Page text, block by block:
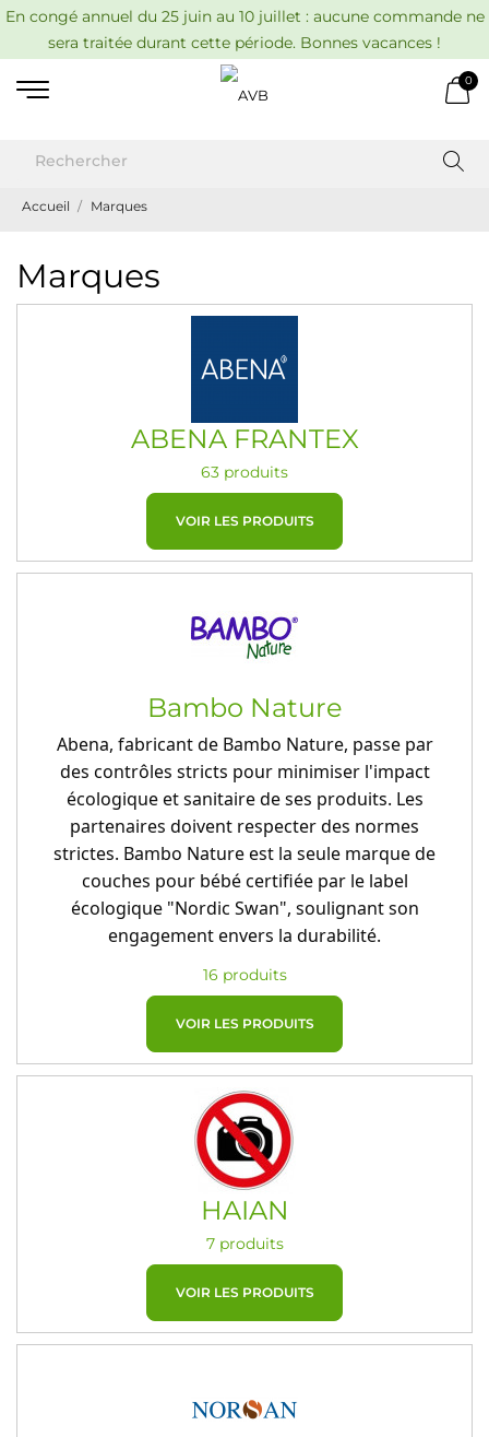
En congé annuel du 25 juin au 10 juillet : aucune commande ne
sera traitée durant cette période. Bonnes vacances !
0
Accueil Marques
Marques
ABENA FRANTEX
63 produits
VOIR LES PRODUITS
Bambo Nature
Abena, fabricant de Bambo Nature, passe par
des contrôles stricts pour minimiser l'impact
écologique et sanitaire de ses produits. Les
partenaires doivent respecter des normes
strictes. Bambo Nature est la seule marque de
couches pour bébé certifiée par le label
écologique "Nordic Swan", soulignant son
engagement envers la durabilité.
16 produits
VOIR LES PRODUITS
HAIAN
7 produits
VOIR LES PRODUITS